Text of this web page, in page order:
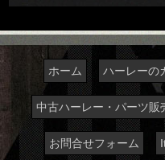
ホーム ハーレーの
中古ハーレー・パーツ販
お問合せフォーム